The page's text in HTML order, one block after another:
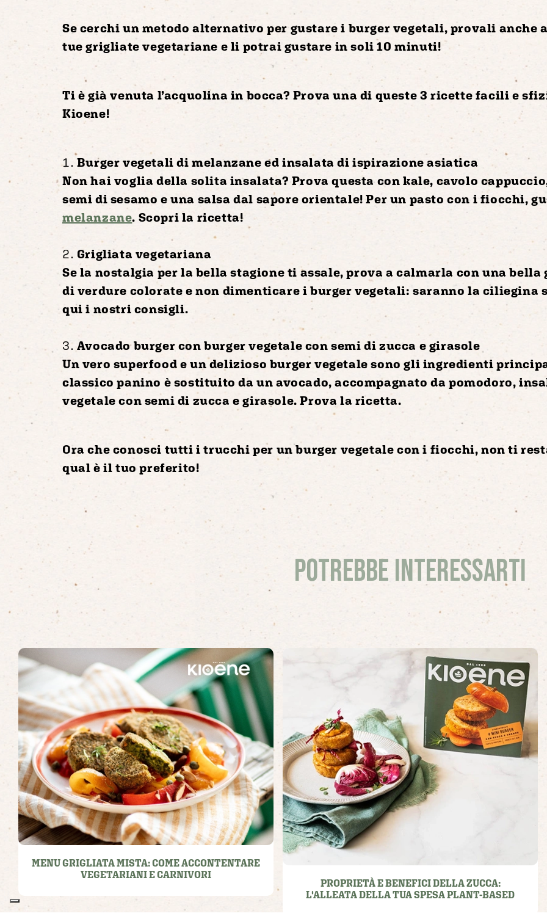
Se cerchi un metodo alternativo per gustare i burger vegetali, provali anche
tue grigliate vegetariane e li potrai gustare in soli10 minuti!
Ti è già venuta l’acquolina in bocca? Prova una di queste 3 ricette facili e
Kioene!
Burger vegetali di melanzane ed insalata di ispirazione asiatica
Non hai voglia della solita insalata? Prova questa conkale, cavolo cappuccio
semi di sesamo e una salsa dal sapore orientale! Per un pasto con i fiocchi,
melanzane. Scopri la ricetta!
Grigliata vegetariana
Se la nostalgia per la bella stagione ti assale, prova a calmarla con una bella
di verdure colorate e non dimenticare i burger vegetali: saranno la ciliegina
qui i nostri consigli.
Avocado burger con burger vegetale con semi di zucca e girasole
Un vero superfood e un delizioso burger vegetale sono gli ingredienti
classico panino è sostituito da unavocado, accompagnato dapomodoro,
vegetale con semi di zucca e girasole. Prova la ricetta.
Ora che conosci tutti i trucchi per un burger vegetale con i fiocchi, non ti
qual è il tuo preferito!
Potrebbe interessarti
MENU GRIGLIATA MISTA: COME ACCONTENTARE
VEGETARIANI E CARNIVORI
PROPRIETÀ E BENEFICI DELLA ZUCCA:
L'ALLEATA DELLA TUA SPESA PLANT-BASED